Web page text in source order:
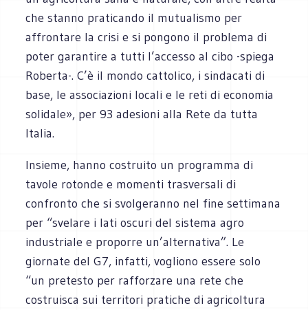
che stanno praticando il mutualismo per
affrontare la crisi e si pongono il problema di
poter garantire a tutti l’accesso al cibo -spiega
Roberta-. C’è il mondo cattolico, i sindacati di
base, le associazioni locali e le reti di economia
solidale», per 93 adesioni alla Rete da tutta
Italia.
Insieme, hanno costruito un programma di
tavole rotonde e momenti trasversali di
confronto che si svolgeranno nel fine settimana
per “svelare i lati oscuri del sistema agro
industriale e proporre un’alternativa”. Le
giornate del G7, infatti, vogliono essere solo
“un pretesto per rafforzare una rete che
costruisca sui territori pratiche di agricoltura